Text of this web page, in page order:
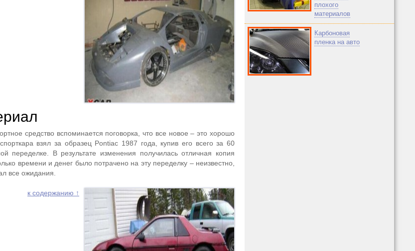
средство вспоминается поговорка, что все новое – это хорошо
взял за образец Pontiac 1987 года, купив его всего за 60
переделке. В результате изменения получилась отличная копия
времени и денег было потрачено на эту переделку – неизвестно,
все ожидания.
к содержанию ↑
плохого
материалов
Карбоновая
пленка на авто